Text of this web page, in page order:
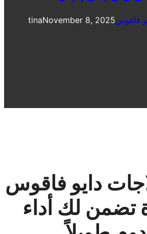
tinaNovember 8, 2025فاقوس
دايو فاقوس
تضمن لك أداء